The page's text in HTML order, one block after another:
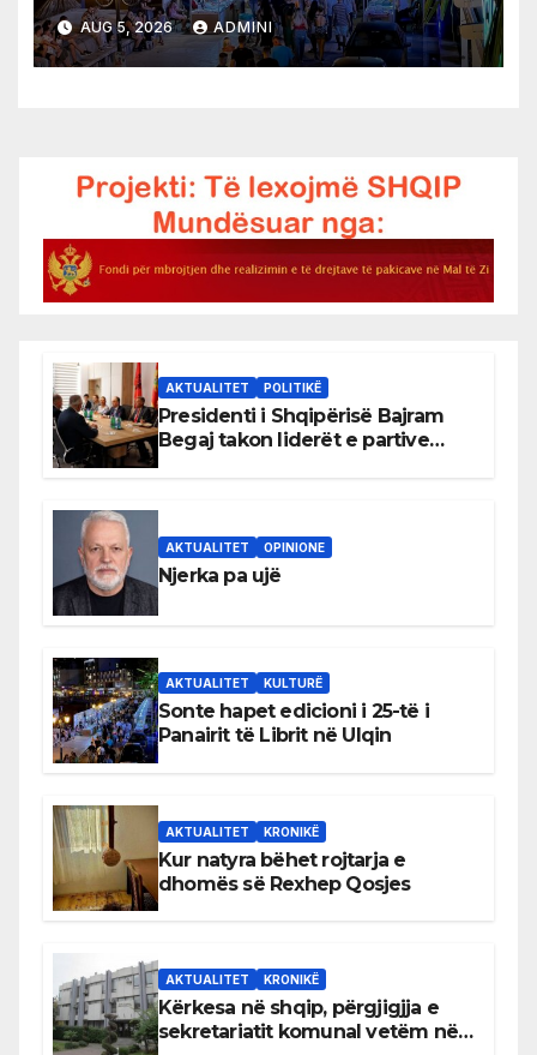
AUG 5, 2026 ADMINI
AKTUALITET POLITIKË
Presidenti i Shqipërisë Bajram
Begaj takon liderët e partive
AKTUALITET OPINIONE
Njerka pa ujë
AKTUALITET KULTURË
Sonte hapet edicioni i 25-të i
Panairit të Librit në Ulqin
AKTUALITET KRONIKË
Kur natyra bëhet rojtarja e
dhomës së Rexhep Qosjes
AKTUALITET KRONIKË
Kërkesa në shqip, përgjigjja e
sekretariatit komunal vetëm në